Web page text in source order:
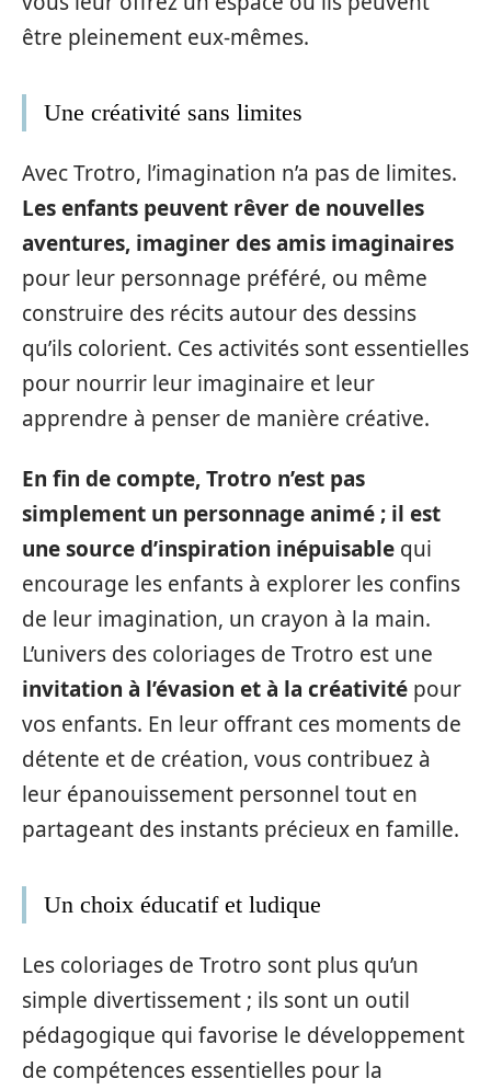
être pleinement eux-mêmes.
Une créativité sans limites
Avec Trotro, l’imagination n’a pas de limites.
Les enfants peuvent rêver de nouvelles
aventures, imaginer des amis imaginaires
pour leur personnage préféré, ou même
construire des récits autour des dessins
qu’ils colorient. Ces activités sont essentielles
pour nourrir leur imaginaire et leur
apprendre à penser de manière créative.
En fin de compte, Trotro n’est pas
simplement un personnage animé ; il est
une source d’inspiration inépuisable qui
encourage les enfants à explorer les confins
de leur imagination, un crayon à la main.
L’univers des coloriages de Trotro est une
invitation à l’évasion et à la créativité pour
vos enfants. En leur offrant ces moments de
détente et de création, vous contribuez à
leur épanouissement personnel tout en
partageant des instants précieux en famille.
Un choix éducatif et ludique
Les coloriages de Trotro sont plus qu’un
simple divertissement ; ils sont un outil
pédagogique qui favorise le développement
de compétences essentielles pour la